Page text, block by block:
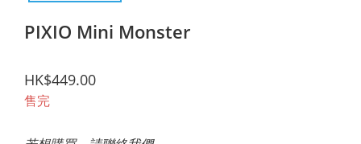
PIXIO Mini Monster
HK$449.00
售完